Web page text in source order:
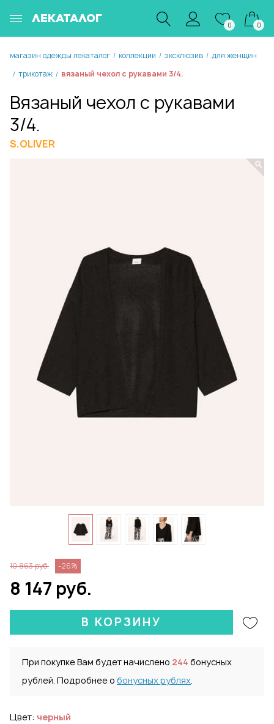
ЛЕКАТАЛОГ
0 0
магазин одежды лекаталог / коллекции / эксклюзив / для женщин
/ трикотаж / вязаный чехол с рукавами 3/4.
Вязаный чехол с рукавами
3/4.
S.OLIVER
10 863 руб. -26%
8 147 руб.
В КОРЗИНУ
При покупке Вам будет начислено 244 бонусных
рублей. Подробнее о бонусных рублях.
Цвет: черный